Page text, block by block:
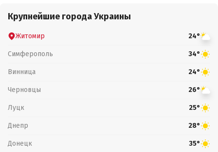
Крупнейшие города Украины
Житомир 24°
Симферополь 34°
Винница 24°
Черновцы 26°
Луцк 25°
Днепр 28°
Донецк 35°